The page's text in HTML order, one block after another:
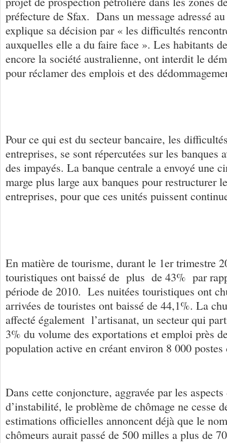
préfecture de Sfax. Dans un message adressé
explique sa décision par « les difficultés
auxquelles elle a du faire face ». Les habitants
encore la société australienne, ont interdit le
pour réclamer des emplois et des
Pour ce qui est du secteur bancaire, les
entreprises, se sont répercutées sur les banques
des impayés. La banque centrale a envoyé une
marge plus large aux banques pour restructurer
entreprises, pour que ces unités puissent
En matière de tourisme, durant le 1er trimestre
touristiques ont baissé de plus de 43% par
période de 2010. Les nuitées touristiques ont
arrivées de touristes ont baissé de 44,1%. La
affecté également l’artisanat, un secteur qui
3% du volume des exportations et emploi près
population active en créant environ 8 000 postes
Dans cette conjoncture, aggravée par les
d’instabilité, le problème de chômage ne cesse
estimations officielles annoncent déjà que le
chômeurs aurait passé de 500 milles a plus de